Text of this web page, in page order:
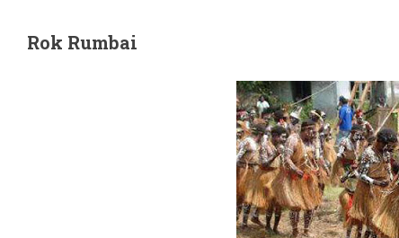
Rok Rumbai